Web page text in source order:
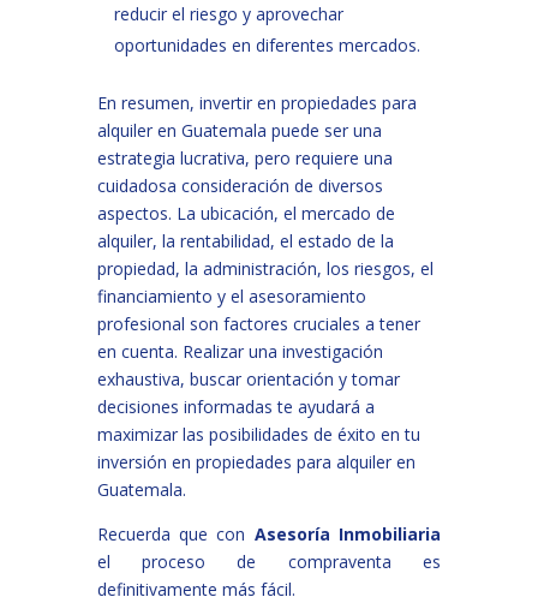
reducir el riesgo y aprovechar
oportunidades en diferentes mercados.
En resumen, invertir en propiedades para
alquiler en Guatemala puede ser una
estrategia lucrativa, pero requiere una
cuidadosa consideración de diversos
aspectos. La ubicación, el mercado de
alquiler, la rentabilidad, el estado de la
propiedad, la administración, los riesgos, el
financiamiento y el asesoramiento
profesional son factores cruciales a tener
en cuenta. Realizar una investigación
exhaustiva, buscar orientación y tomar
decisiones informadas te ayudará a
maximizar las posibilidades de éxito en tu
inversión en propiedades para alquiler en
Guatemala.
Recuerda que con Asesoría Inmobiliaria
el proceso de compraventa es
definitivamente más fácil.